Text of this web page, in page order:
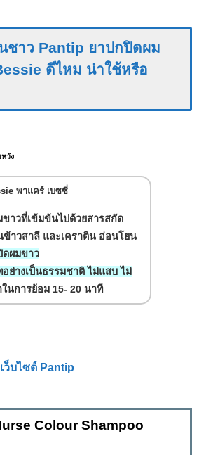
ชาว Pantip ยาปกปิดผม
ดีไหม น่าใช้หรือ
วัง
พาแคร์ เบซซี่
าวที่เข้มข้นไปด้วยสารสกัด
ข้าวสาลี และเคราติน อ่อนโยน
ดผมขาว
ย่างเป็นธรรมชาติ ไม่แสบ ไม่
ในการย้อม 15- 20 นาที
บไซต์ Pantip
Colour Shampoo